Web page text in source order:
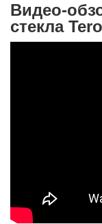
Видео-
стекла